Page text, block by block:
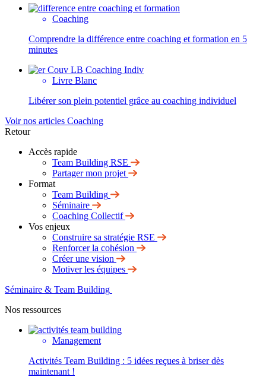
Coaching
Comprendre la différence entre coaching et formation en 5
minutes
Livre Blanc
Libérer son plein potentiel grâce au coaching individuel
Voir nos articles Coaching
Retour
Accès rapide
Team Building RSE
Partager mon projet
Format
Team Building
Séminaire
Coaching Collectif
Vos enjeux
Construire sa stratégie RSE
Renforcer la cohésion
Créer une vision
Motiver les équipes
Séminaire & Team Building
Nos ressources
Management
Activités Team Building : 5 idées reçues à briser dès
maintenant !